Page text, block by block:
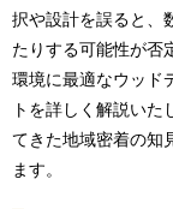
択や設計を誤ると、
たりする可能性が否
環境に最適なウッド
トを詳しく解説いた
てきた地域密着の知
ます。